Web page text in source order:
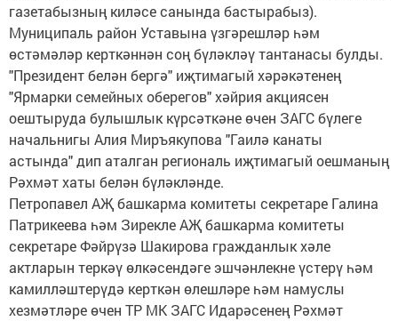
газетабызның киләсе санында бастырабыз).
Муниципаль район Уставына үзгәрешләр һәм
өстәмәләр керткәннән соң бүләкләү тантанасы булды.
"Президент белән бергә" иҗтимагый хәрәкәтенең
"Ярмарки семейных оберегов" хәйрия акциясен
оештыруда булышлык күрсәткәне өчен ЗАГС бүлеге
начальнигы Алия Миръякупова "Гаилә канаты
астында" дип аталган региональ иҗтимагый оешманың
Рәхмәт хаты белән бүләкләнде.
Петропавел АҖ башкарма комитеты секретаре Галина
Патрикеева һәм Зирекле АҖ башкарма комитеты
секретаре Фәйрүзә Шакирова гражданлык хәле
актларын теркәү өлкәсендәге эшчәнлекне үстерү һәм
камилләштерүдә керткән өлешләре һәм намуслы
хезмәтләре өчен ТР МК ЗАГС Идарәсенең Рәхмәт